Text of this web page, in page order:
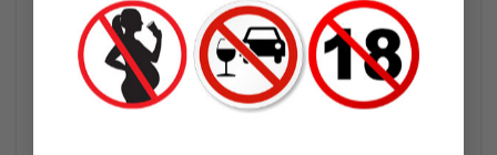
ADD TO
WISHLIST
ADD TO
WISHLIST